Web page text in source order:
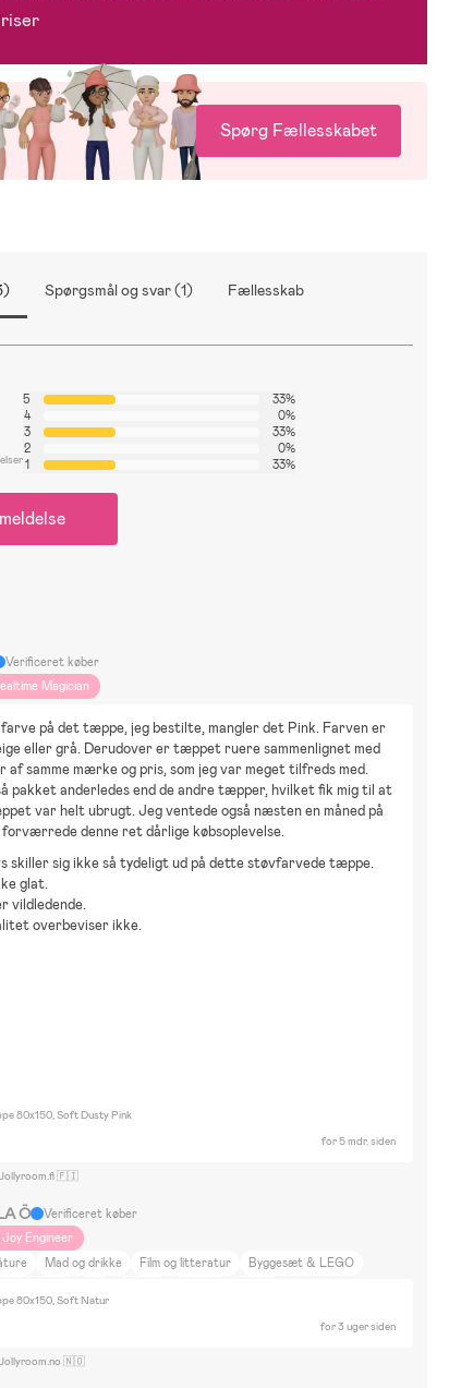
Spørg Fællesskabet
Spørgsmål og svar (1) Fællesskab
5
33%
4
0%
3
33%
2
0%
1
33%
Verificeret køber
Magician
farve på det tæppe, jeg bestilte, mangler det Pink. Farven er
eller grå. Derudover er tæppet ruere sammenlignet med
samme mærke og pris, som jeg var meget tilfreds med.
pakket anderledes end de andre tæpper, hvilket fik mig til at
var helt ubrugt. Jeg ventede også næsten en måned på
denne ret dårlige købsoplevelse.
skiller sig ikke så tydeligt ud på dette støvfarvede tæppe.
glat.
vildledende.
overbeviser ikke.
80x150, Soft Dusty Pink
for 5 mdr. siden
🇫🇮
Ö
Verificeret køber
Engineer
Mad og drikke Film og litteratur
Byggesæt & LEGO
80x150, Soft Natur
for 3 uger siden
🇳🇴